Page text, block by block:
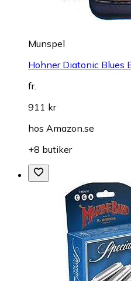
Munspel
Hohner Diatonic Blues
fr.
911 kr
hos Amazon.se
+8 butiker